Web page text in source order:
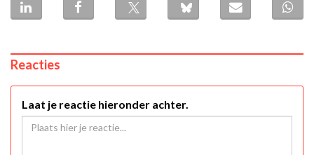
Reacties
Laat je reactie hieronder achter.